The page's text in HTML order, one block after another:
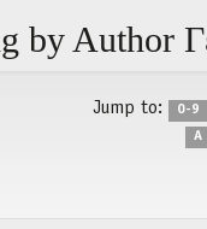
by Author
Jump to: 0-9
Α